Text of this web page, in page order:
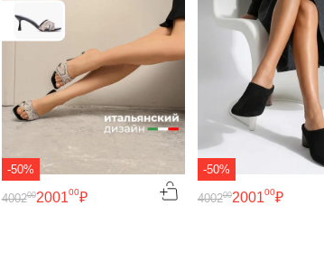
-50%
200100₽
400200
-50%
200100₽
400200